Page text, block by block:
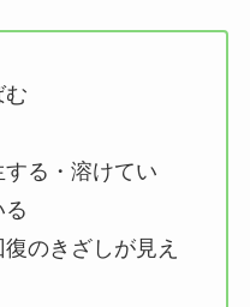
る・溶けてい
のきざしが見え